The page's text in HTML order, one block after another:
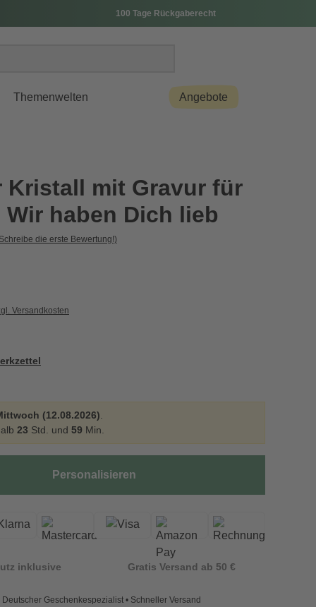
100 Tage Rückgaberecht
Themenwelten Angebote
Kristall mit Gravur für
Wir haben Dich lieb
die erste Bewertung!)
Versandkosten
(12.08.2026)
23 Std. und 59 Min.
Personalisieren
inklusive Gratis Versand ab 50 €
Deutscher Geschenkespezialist • Schneller Versand